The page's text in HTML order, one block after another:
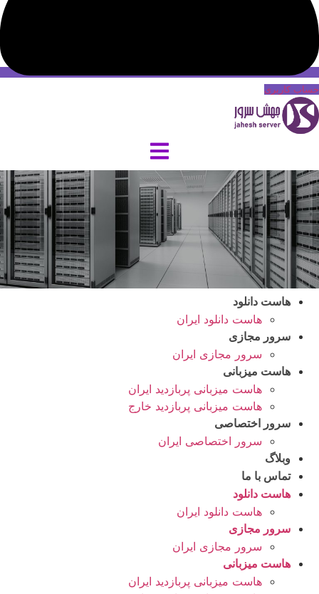
حساب کاربری
هاست دانلود
هاست دانلود ایران
سرور مجازی
سرور مجازی ایران
هاست میزبانی
هاست میزبانی پربازدید ایران
هاست میزبانی پربازدید خارج
سرور اختصاصی
سرور اختصاصی ایران
وبلاگ
تماس با ما
هاست دانلود
هاست دانلود ایران
سرور مجازی
سرور مجازی ایران
هاست میزبانی
هاست میزبانی پربازدید ایران